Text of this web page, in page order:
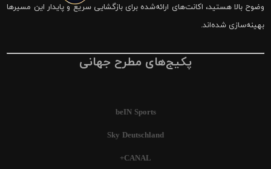
وضوح بالا هستید، اکانت‌های ارائه‌شده برای بازگشایی سریع و پایدار این مسیرها
بهینه‌سازی شده‌اند.
پکیج‌های مطرح جهانی
beIN Sports
Sky Deutschland
CANAL+